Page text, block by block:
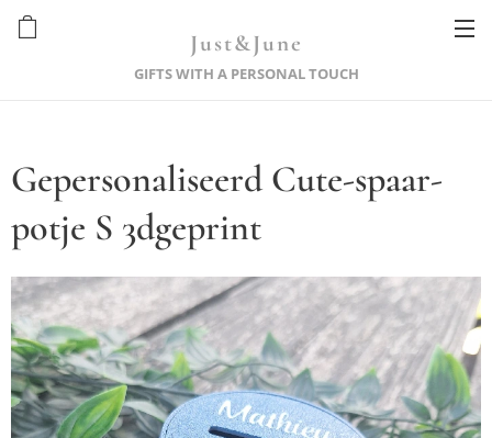
Just&June
GIFTS WITH A PERSONAL TOUCH
Gepersonaliseerd Cute-spaar-
potje S 3dgeprint